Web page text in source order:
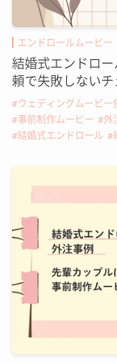
エンドロールムービー
結婚式エンドロ
頼で失敗しない
ウェディングムービー
事前制作ムービー
外
結婚式エンドロール